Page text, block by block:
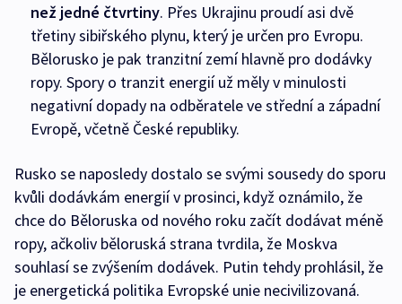
než jedné čtvrtiny. Přes Ukrajinu proudí asi dvě
třetiny sibiřského plynu, který je určen pro Evropu.
Bělorusko je pak tranzitní zemí hlavně pro dodávky
ropy. Spory o tranzit energií už měly v minulosti
negativní dopady na odběratele ve střední a západní
Evropě, včetně České republiky.
Rusko se naposledy dostalo se svými sousedy do sporu
kvůli dodávkám energií v prosinci, když oznámilo, že
chce do Běloruska od nového roku začít dodávat méně
ropy, ačkoliv běloruská strana tvrdila, že Moskva
souhlasí se zvýšením dodávek. Putin tehdy prohlásil, že
je energetická politika Evropské unie necivilizovaná.